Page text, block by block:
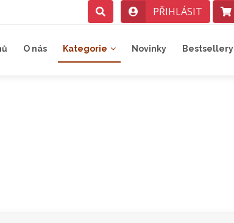
PŘIHLÁSIT
O nás Kategorie Novinky Bestsellery